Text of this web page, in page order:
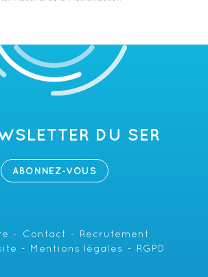
DU SER
ABONNEZ-VOUS
Contact
Recrutement
Mentions légales RGPD